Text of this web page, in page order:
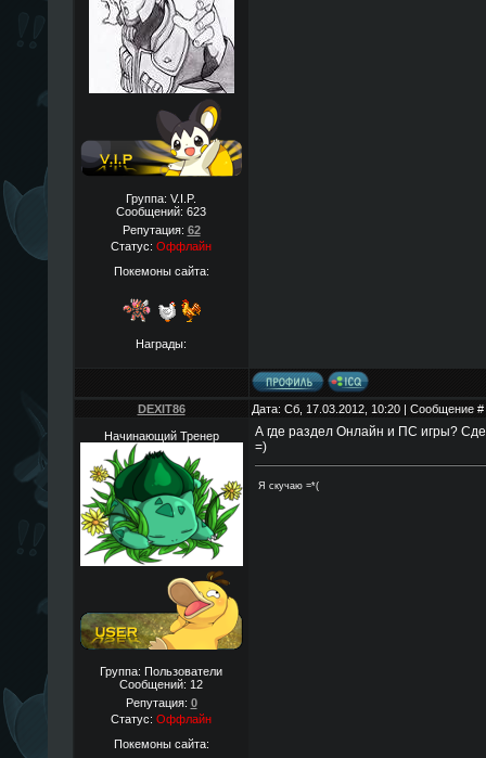
Группа: V.I.P.
Сообщений: 623
Репутация: 62
Статус: Оффлайн
Покемоны сайта:
Награды:
DEXIT86 Дата: Сб, 17.03.2012, 10:20 | Сообщение #
Начинающий Тренер
Группа: Пользователи
Сообщений: 12
Репутация: 0
Статус: Оффлайн
Покемоны сайта:
А где раздел Онлайн и ПС игры?
=)
Я скучаю =*(